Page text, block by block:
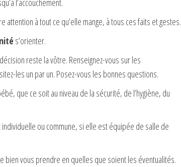
l’accouchement.
à tout ce qu’elle mange, à tous ces faits et gestes.
s’orienter.
reste la vôtre. Renseignez-vous sur les
les un par un. Posez-vous les bonnes questions.
que ce soit au niveau de la sécurité, de l’hygiène, du
ou commune, si elle est équipée de salle de
bien vous prendre en quelles que soient les éventualités.